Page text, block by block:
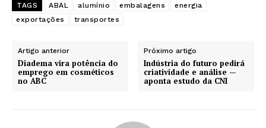
TAGS ABAL alumínio embalagens
energia
exportações
transportes
Artigo anterior
Diadema vira potência do
emprego em cosméticos
no ABC
Próximo artigo
Indústria do futuro pedirá
criatividade e análise —
aponta estudo da CNI